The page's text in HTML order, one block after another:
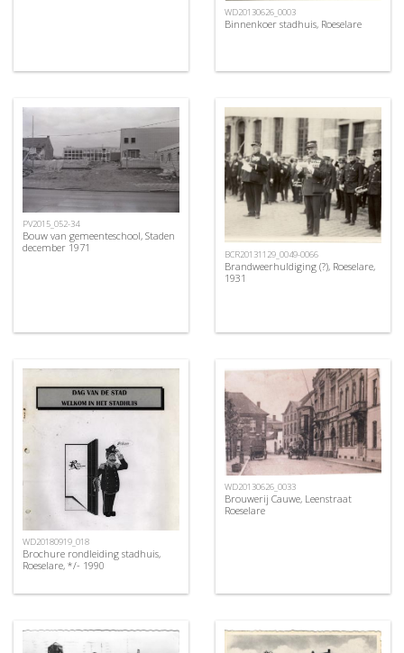
WD20130626_0003
Binnenkoer stadhuis, Roeselare
PV2015_052-34
Bouw van gemeenteschool, Staden
december 1971
BCR20131129_0049-0066
Brandweerhuldiging (?), Roeselare,
1931
WD20180919_018
Brochure rondleiding stadhuis,
Roeselare, */- 1990
WD20130626_0033
Brouwerij Cauwe, Leenstraat
Roeselare